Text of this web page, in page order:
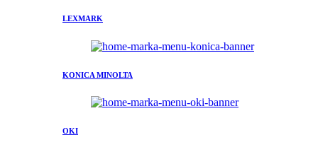
LEXMARK
KONICA MINOLTA
OKI